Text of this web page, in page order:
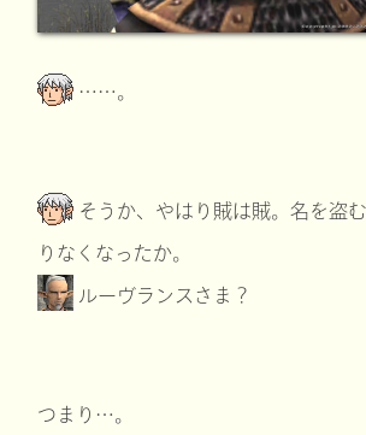
……。
そうか、やはり賊は賊。名を盗
りなくなったか。
ルーヴランスさま？
つまり…。